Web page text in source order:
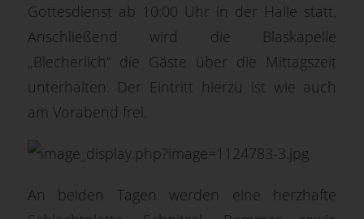
Gottesdienst ab 10:00 Uhr in der Halle statt.
Anschließend wird die Blaskapelle
„Blecherlich“ die Gäste über die Mittagszeit
unterhalten. Der Eintritt hierzu ist wie auch
am Vorabend frei.
An beiden Tagen werden eine herzhafte